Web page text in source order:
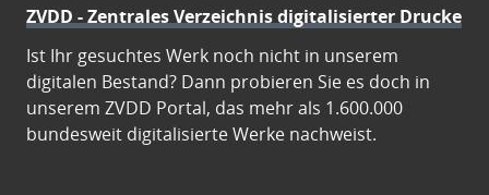
ZVDD - Zentrales Verzeichnis digitalisierter Drucke
Ist Ihr gesuchtes Werk noch nicht in unserem
digitalen Bestand? Dann probieren Sie es doch in
unserem ZVDD Portal, das mehr als 1.600.000
bundesweit digitalisierte Werke nachweist.